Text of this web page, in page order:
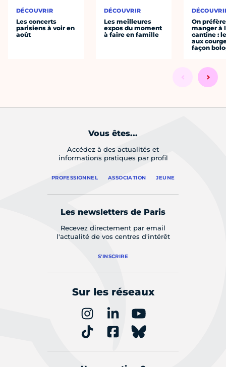
DÉCOUVRIR
Les concerts
parisiens à voir en
août
DÉCOUVRIR
Les meilleures
expos du moment
à faire en famille
On préfère
manger à
cantine :
aux
façon
Vous êtes...
Accédez à des actualités et
informations pratiques par profil
PROFESSIONNEL ASSOCIATION JEUNE
Les newsletters de Paris
Recevez directement par email
l'actualité de vos centres d'intérêt
S'INSCRIRE
Sur les réseaux